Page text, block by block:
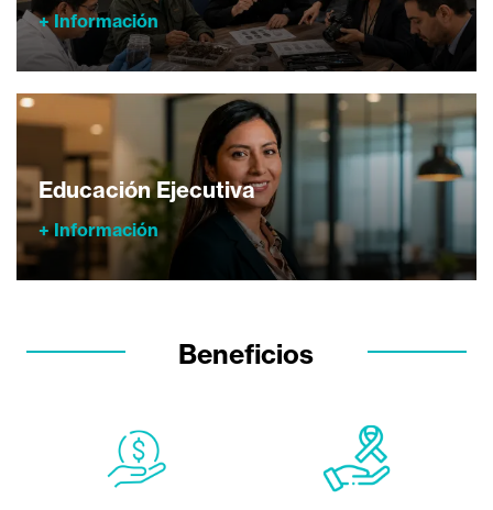
+ Información
Educación Ejecutiva
+ Información
Beneficios